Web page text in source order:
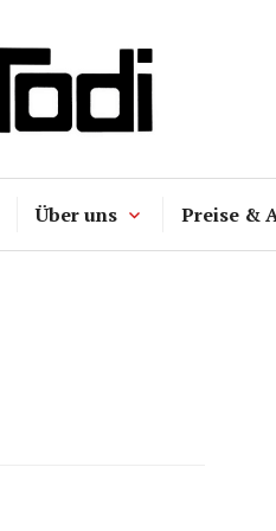
hoTodi
Über uns Preise &